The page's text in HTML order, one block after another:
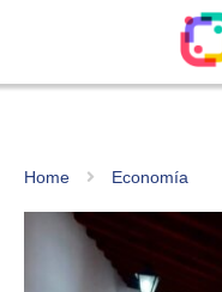
Home Economía